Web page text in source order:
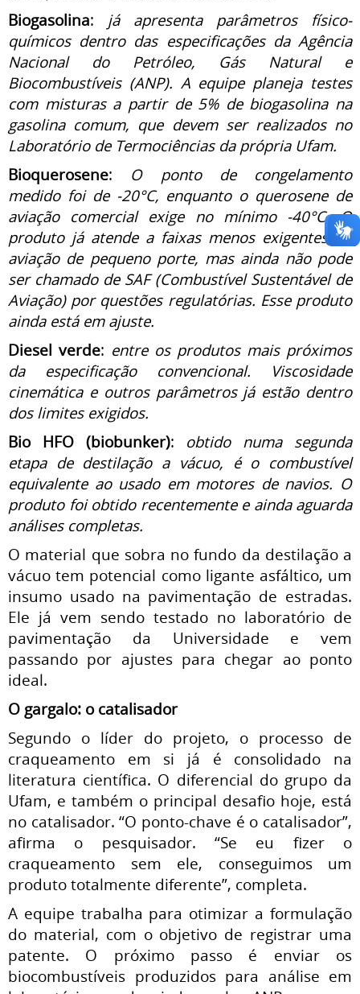
Biogasolina: já apresenta parâmetros físico-
químicos dentro das especificações da Agência
Nacional do Petróleo, Gás Natural e
Biocombustíveis (ANP). A equipe planeja testes
com misturas a partir de 5% de biogasolina na
gasolina comum, que devem ser realizados no
Laboratório de Termociências da própria Ufam.
Bioquerosene: O ponto de congelamento
medido foi de -20°C, enquanto o querosene de
aviação comercial exige no mínimo -40°C. O
produto já atende a faixas menos exigentes de
aviação de pequeno porte, mas ainda não pode
ser chamado de SAF (Combustível Sustentável de
Aviação) por questões regulatórias. Esse produto
ainda está em ajuste.
Diesel verde: entre os produtos mais próximos
da especificação convencional. Viscosidade
cinemática e outros parâmetros já estão dentro
dos limites exigidos.
Bio HFO (biobunker): obtido numa segunda
etapa de destilação a vácuo, é o combustível
equivalente ao usado em motores de navios. O
produto foi obtido recentemente e ainda aguarda
análises completas.
O material que sobra no fundo da destilação a
vácuo tem potencial como ligante asfáltico, um
insumo usado na pavimentação de estradas.
Ele já vem sendo testado no laboratório de
pavimentação da Universidade e vem
passando por ajustes para chegar ao ponto
ideal.
O gargalo: o catalisador
Segundo o líder do projeto, o processo de
craqueamento em si já é consolidado na
literatura científica. O diferencial do grupo da
Ufam, e também o principal desafio hoje, está
no catalisador. “O ponto-chave é o catalisador”,
afirma o pesquisador. “Se eu fizer o
craqueamento sem ele, conseguimos um
produto totalmente diferente”, completa.
A equipe trabalha para otimizar a formulação
do material, com o objetivo de registrar uma
patente. O próximo passo é enviar os
biocombustíveis produzidos para análise em